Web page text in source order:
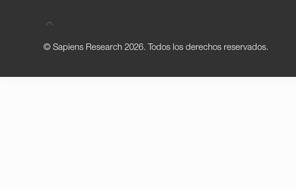
© Sapiens Research2026. Todos los derechos reservados.